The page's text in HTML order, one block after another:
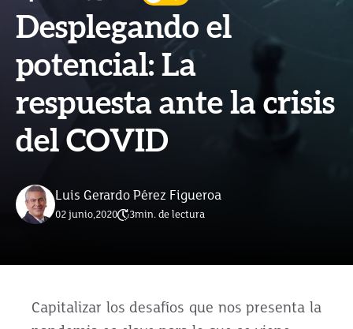
Desplegando el
potencial: La
respuesta ante la crisis
del COVID
Luis Gerardo Pérez Figueroa
02 junio,2020 3min. de lectura
Capitalizar los desafíos que nos presenta la